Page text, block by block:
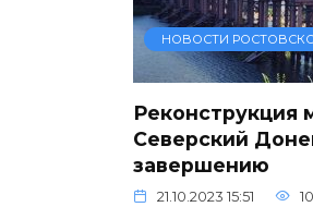
НОВОСТИ
Реконструкция
Северский
завершению
21.10.2023 15:51